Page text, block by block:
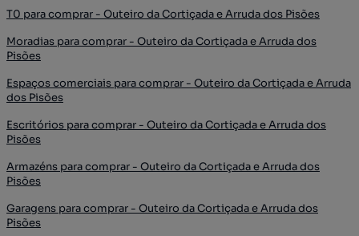
T0 para comprar - Outeiro da Cortiçada e Arruda dos Pisões
Moradias para comprar - Outeiro da Cortiçada e Arruda dos
Pisões
Espaços comerciais para comprar - Outeiro da Cortiçada e Arruda
dos Pisões
Escritórios para comprar - Outeiro da Cortiçada e Arruda dos
Pisões
Armazéns para comprar - Outeiro da Cortiçada e Arruda dos
Pisões
Garagens para comprar - Outeiro da Cortiçada e Arruda dos
Pisões